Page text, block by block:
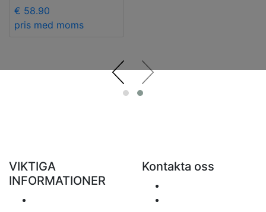
€ 58.90
pris med moms
VIKTIGA
INFORMATIONER
Kontakta oss